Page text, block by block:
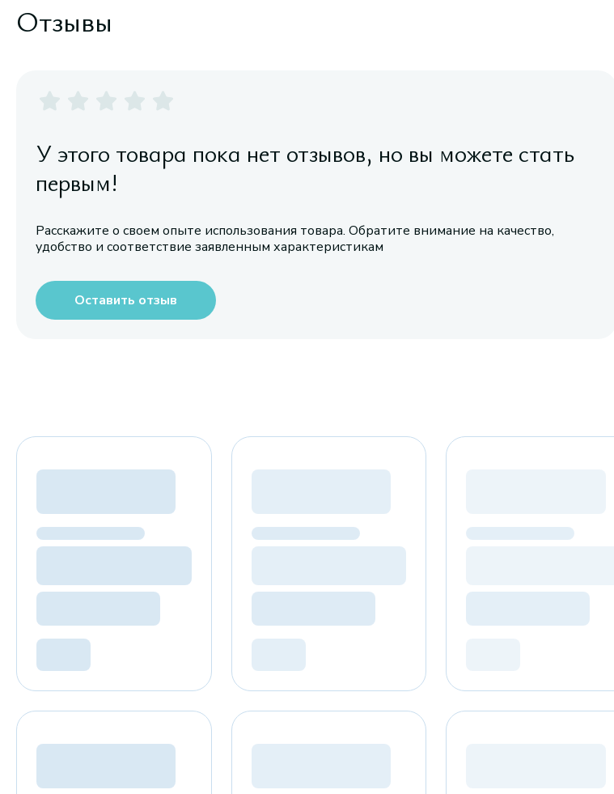
Отзывы
У этого товара пока нет отзывов, но вы можете стать
первым!
Расскажите о своем опыте использования товара. Обратите внимание на качество,
удобство и соответствие заявленным характеристикам
Оставить отзыв